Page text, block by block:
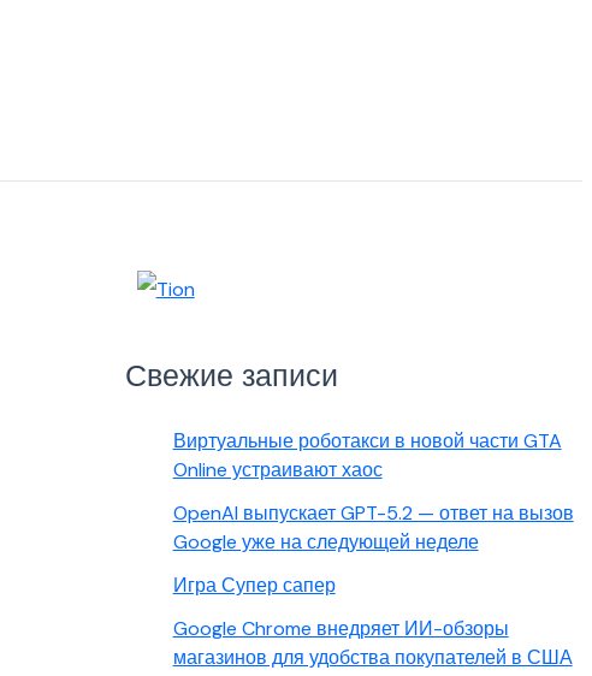
Свежие записи
Виртуальные роботакси в новой части GTA
Online устраивают хаос
OpenAI выпускает GPT-5.2 — ответ на вызов
Google уже на следующей неделе
Игра Супер сапер
Google Chrome внедряет ИИ-обзоры
магазинов для удобства покупателей в США